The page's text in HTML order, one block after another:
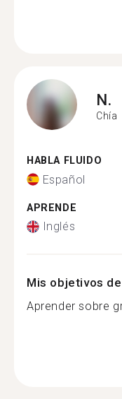
N.
Chía
HABLA FLUIDO
Español
APRENDE
Inglés
Mis objetivos
Aprender sobre